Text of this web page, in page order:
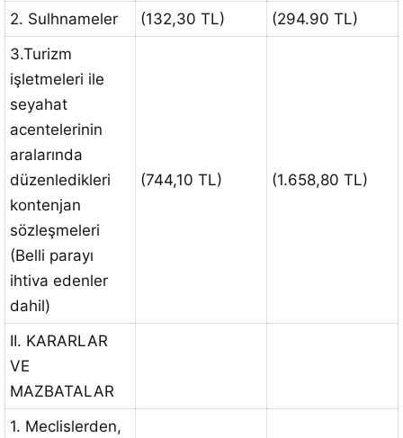
2. Sulhnameler (132,30 TL)
(294.90 TL)
3.Turizm
işletmeleri ile
seyahat
acentelerinin
aralarında
düzenledikleri
kontenjan
sözleşmeleri
(Belli parayı
ihtiva edenler
dahil)
(744,10 TL) (1.658,80 TL)
II. KARARLAR
VE
MAZBATALAR
1. Meclislerden,